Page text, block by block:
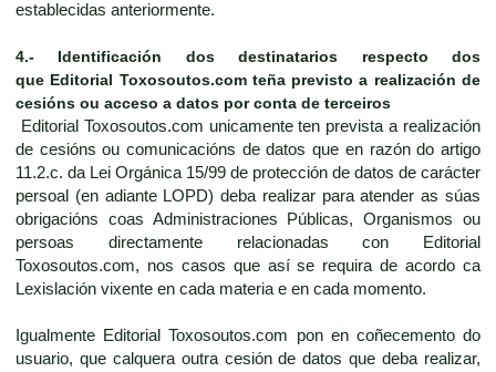
establecidas anteriormente.
4.- Identificación dos destinatarios respecto dos
que Editorial Toxosoutos.com teña previsto a realización de
cesións ou acceso a datos por conta de terceiros
Editorial Toxosoutos.com unicamente ten prevista a realización
de cesións ou comunicacións de datos que en razón do artigo
11.2.c. da Lei Orgánica 15/99 de protección de datos de carácter
persoal (en adiante LOPD) deba realizar para atender as súas
obrigacións coas Administraciones Públicas, Organismos ou
persoas directamente relacionadas con Editorial
Toxosoutos.com, nos casos que así se requira de acordo ca
Lexislación vixente en cada materia e en cada momento.
Igualmente Editorial Toxosoutos.com pon en coñecemento do
usuario, que calquera outra cesión de datos que deba realizar,